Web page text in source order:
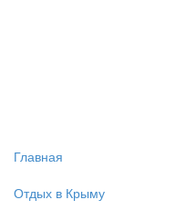
Главная
Отдых в Крыму